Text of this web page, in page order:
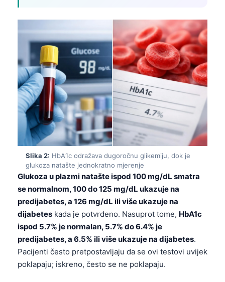
Slika 2: HbA1c odražava dugoročnu glikemiju, dok je
glukoza natašte jednokratno mjerenje
Glukoza u plazmi natašte ispod 100 mg/dL smatra
se normalnom, 100 do 125 mg/dL ukazuje na
predijabetes, a 126 mg/dL ili više ukazuje na
dijabetes kada je potvrđeno. Nasuprot tome, HbA1c
ispod 5.7% je normalan, 5.7% do 6.4% je
predijabetes, a 6.5% ili više ukazuje na dijabetes.
Pacijenti često pretpostavljaju da se ovi testovi uvijek
poklapaju; iskreno, često se ne poklapaju.